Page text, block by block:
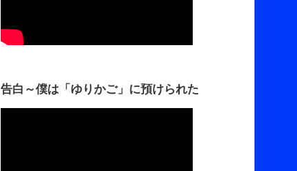
告白～僕は「ゆりかご」に預けられた